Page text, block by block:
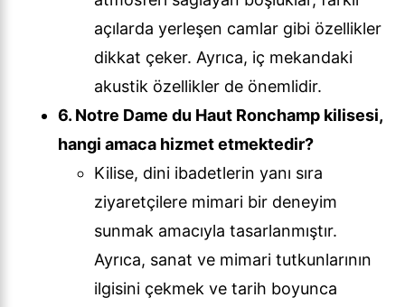
açılarda yerleşen camlar gibi özellikler
dikkat çeker. Ayrıca, iç mekandaki
akustik özellikler de önemlidir.
6. Notre Dame du Haut Ronchamp kilisesi,
hangi amaca hizmet etmektedir?
Kilise, dini ibadetlerin yanı sıra
ziyaretçilere mimari bir deneyim
sunmak amacıyla tasarlanmıştır.
Ayrıca, sanat ve mimari tutkunlarının
ilgisini çekmek ve tarih boyunca